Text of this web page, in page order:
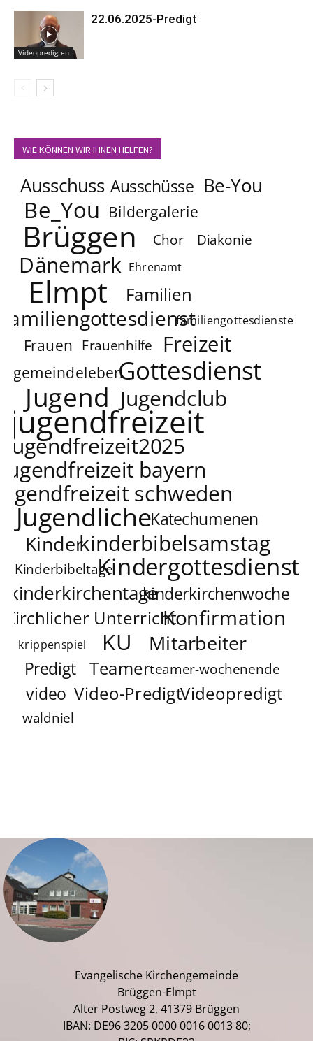
Videopredigten
22.06.2025-Predigt
WIE KÖNNEN WIR IHNEN HELFEN?
Ausschuss Ausschüsse Be-You
Be_You Bildergalerie
Brüggen Chor Diakonie
Dänemark Ehrenamt
Elmpt Familien
familiengottesdienstfamiliengottesdienste
Frauen Frauenhilfe Freizeit
gemeindelebenGottesdienst
Jugend Jugendclub
jugendfreizeit
jugendfreizeit2025
jugendfreizeit bayern
schweden
JugendlicheKatechumenen
Kinderkinderbibelsamstag
KinderbibeltageKindergottesdienst
kinderkirchentagekinderkirchenwoche
Kirchlicher UnterrichtKonfirmation
krippenspiel KU Mitarbeiter
Predigt Teamerteamer-wochenende
video Video-PredigtVideopredigt
waldniel
Evangelische Kirchengemeinde
Brüggen-Elmpt
Alter Postweg 2, 41379 Brüggen
IBAN: DE96 3205 0000 0016 0013 80;